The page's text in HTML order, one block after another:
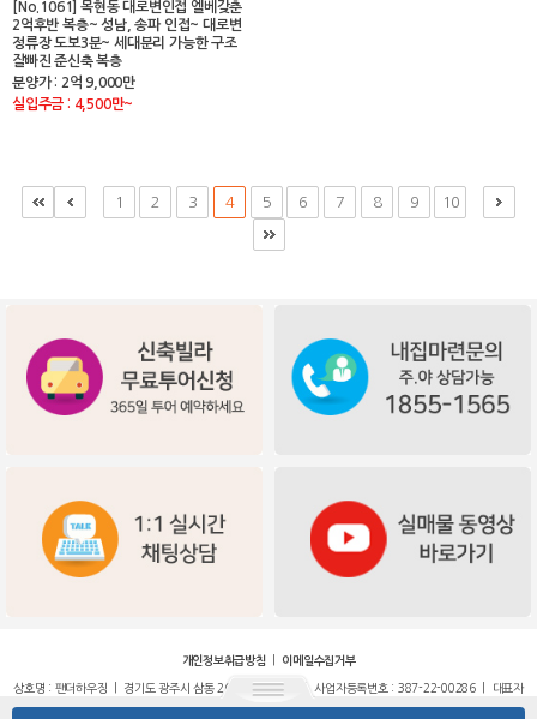
[No.1061] 목현동 대로변인접 엘베갖춘
2억후반 복층~ 성남, 송파 인접~ 대로변
정류장 도보3분~ 세대분리 가능한 구조
잘빠진 준신축 복층
분양가 : 2억 9,000만
실입주금 : 4,500만~
1 2 3 4 5 6 7 8 9 10
개인정보취급방침 이메일수집거부
상호명 : 팬더하우징 | 경기도 광주시 삼동 264-23번지 2층 | 사업자등록번호 : 387-22-00286 | 대표자
: 유정선